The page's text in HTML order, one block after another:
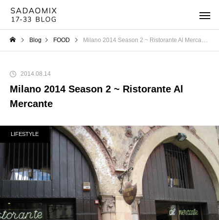
Blog FOOD Milano 2014 Season 2 ~ Ristorante Al Mercante
2014.08.14
Milano 2014 Season 2 ~ Ristorante Al
Mercante
LIFESTYLE